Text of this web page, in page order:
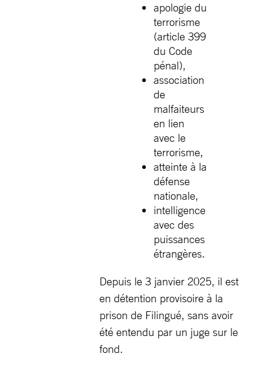
apologie du
terrorisme
(article 399
du Code
pénal),
association
de
malfaiteurs
en lien
avec le
terrorisme,
atteinte à la
défense
nationale,
intelligence
avec des
puissances
étrangères.
Depuis le 3 janvier 2025, il est
en détention provisoire à la
prison de Filingué, sans avoir
été entendu par un juge sur le
fond.